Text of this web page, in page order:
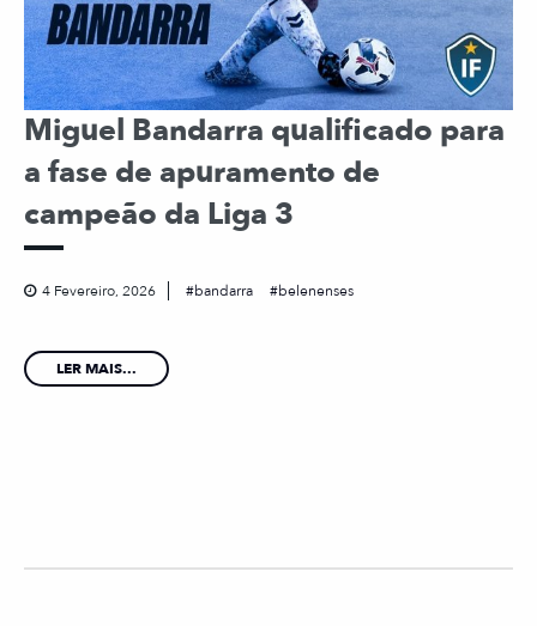
Miguel Bandarra qualificado para
a fase de apuramento de
campeão da Liga 3
4 Fevereiro, 2026 bandarra belenenses
LER MAIS...